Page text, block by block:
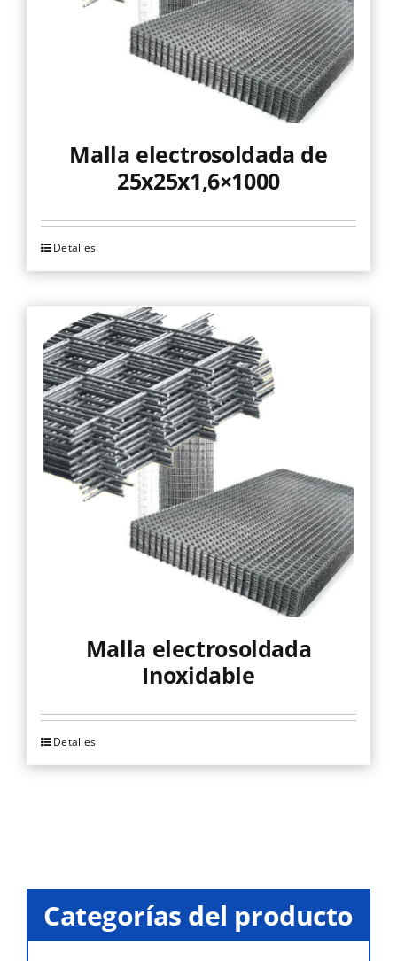
Malla electrosoldada de
25x25x1,6×1000
Detalles
Malla electrosoldada
Inoxidable
Este
producto
se
Detalles
Categorías del producto